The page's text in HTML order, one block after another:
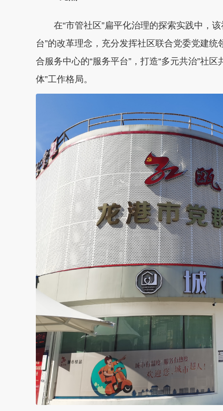
在“市管社区”扁平化治理的探索实践中，该
台”的改革理念，充分发挥社区联合党委党建
合服务中心的“服务平台”，打造“多元共治”社
体”工作格局。